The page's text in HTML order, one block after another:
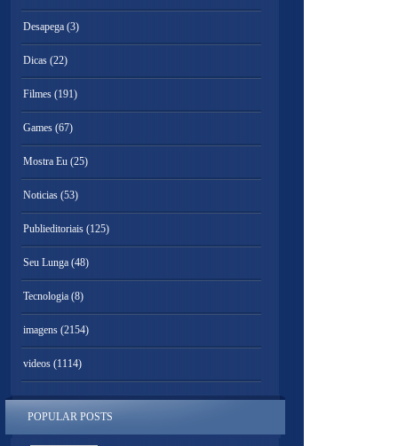
Desapega (3)
Dicas (22)
Filmes (191)
Games (67)
Mostra Eu (25)
Noticias (53)
Publieditoriais (125)
Seu Lunga (48)
Tecnologia (8)
imagens (2154)
videos (1114)
POPULAR POSTS